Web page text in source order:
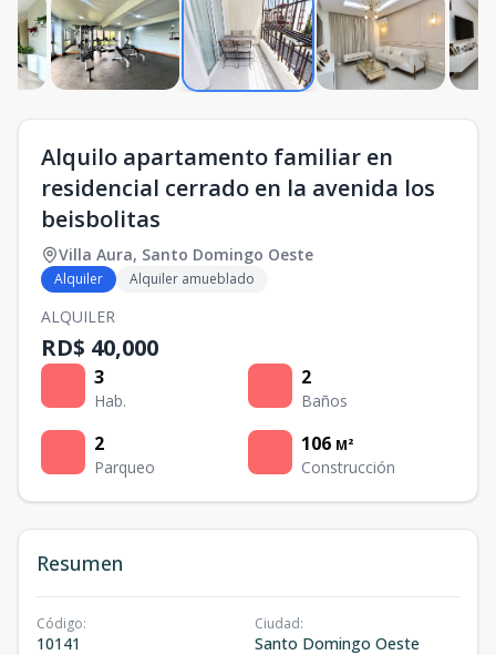
Alquilo apartamento familiar en
residencial cerrado en la avenida los
beisbolitas
Villa Aura, Santo Domingo Oeste
Alquiler Alquiler amueblado
ALQUILER
RD$ 40,000
3
Hab.
2
Baños
2
Parqueo
106 M²
Construcción
Resumen
Código:
10141
Ciudad:
Santo Domingo Oeste